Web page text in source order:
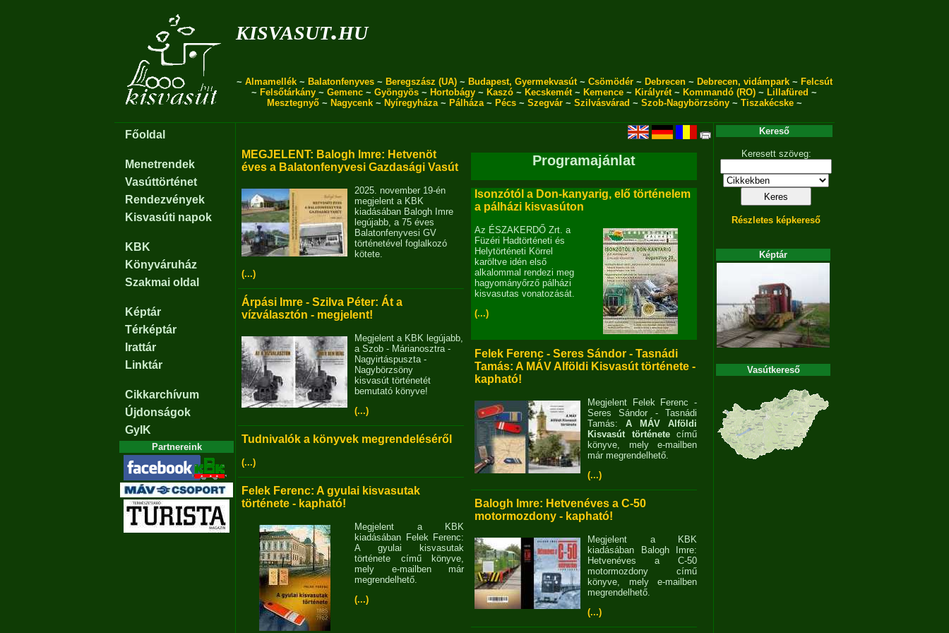
kisvasut.hu
~ Almamellék~ Balatonfenyves~ Beregszász (UA)~ Budapest, Gyermekvasút~ Csömödér~ Debrecen~ Debrecen, vidámpark~ Felcsút
~ Felsőtárkány ~ Gemenc ~ Gyöngyös ~ Hortobágy ~ Kaszó ~ Kecskemét~ Kemence ~ Királyrét~ Kommandó (RO) ~ Lillafüred ~
Mesztegnyő~ Nagycenk~ Nyíregyháza~ Pálháza~ Pécs~ Szegvár~ Szilvásvárad ~ Szob-Nagybörzsöny~ Tiszakécske~
Főoldal
Menetrendek
Vasúttörténet
Rendezvények
Kisvasúti napok
KBK
Könyváruház
Szakmai oldal
Képtár
Térképtár
Irattár
Linktár
Cikkarchívum
Újdonságok
GyIK
Partnereink
MEGJELENT: Balogh Imre: Hetvenöt
éves a Balatonfenyvesi Gazdasági Vasút
2025. november 19-én
megjelent a KBK
kiadásában Balogh Imre
legújabb, a 75 éves
Balatonfenyvesi GV
történetével foglalkozó
kötete.
(...)
Árpási Imre - Szilva Péter: Át a
vízválasztón - megjelent!
Megjelent a KBK legújabb,
a Szob - Márianosztra -
Nagyirtáspuszta -
Nagybörzsöny
kisvasút történetét
bemutató könyve!
(...)
Tudnivalók a könyvek megrendeléséről
(...)
Felek Ferenc: A gyulai kisvasutak
története - kapható!
Megjelent a KBK
kiadásában Felek Ferenc:
A gyulai kisvasutak
története című könyve,
mely e-mailben már
megrendelhető.
(...)
Programajánlat
Isonzótól a Don-kanyarig, elő történelem
a pálházi kisvasúton
Az ÉSZAKERDŐ Zrt. a
Füzéri Hadtörténeti és
Helytörténeti Körrel
karöltve idén első
alkalommal rendezi meg
hagyományőrző pálházi
kisvasutas vonatozását.
(...)
Felek Ferenc - Seres Sándor - Tasnádi
Tamás: A MÁV Alföldi Kisvasút története -
kapható!
Megjelent Felek Ferenc -
Seres Sándor - Tasnádi
Tamás: A MÁV Alföldi
Kisvasút története című
könyve, mely e-mailben
már megrendelhető.
(...)
Balogh Imre: Hetvenéves a C-50
motormozdony - kapható!
Megjelent a KBK
kiadásában Balogh Imre:
Hetvenéves a C-50
motormozdony című
könyve, mely e-mailben
megrendelhető.
(...)
Kereső
Keresett szöveg:
Részletes képkereső
Képtár
Vasútkereső